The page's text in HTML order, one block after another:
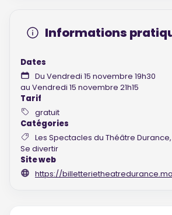
Informations
Dates
Du Vendredi 15 novembre 19h30
au Vendredi 15 novembre 21h15
Tarif
gratuit
Catégories
Les Spectacles du Théâtre
Se divertir
Site web
https://